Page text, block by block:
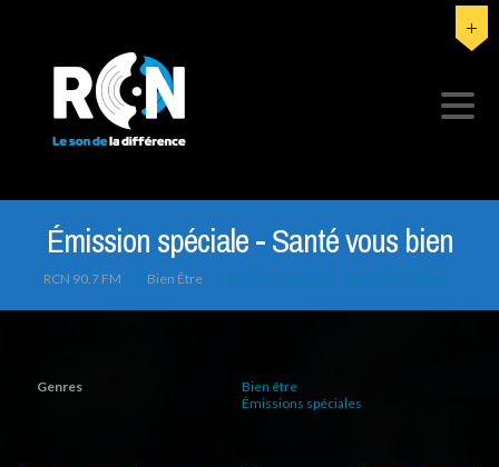
Émission spéciale - Santé vous bien
RCN 90.7 FM Bien Être Émission Spéciale – Santé Vous Bien
Genres
Bien être
Émissions spéciales